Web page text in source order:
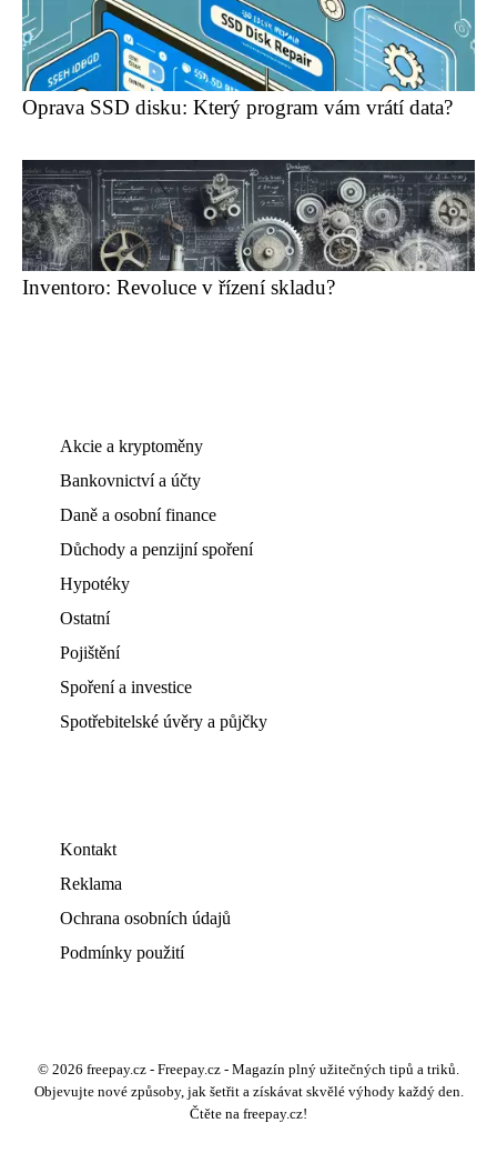
Oprava SSD disku: Který program vám vrátí data?
Inventoro: Revoluce v řízení skladu?
Akcie a kryptoměny
Bankovnictví a účty
Daně a osobní finance
Důchody a penzijní spoření
Hypotéky
Ostatní
Pojištění
Spoření a investice
Spotřebitelské úvěry a půjčky
Kontakt
Reklama
Ochrana osobních údajů
Podmínky použití
© 2026 freepay.cz - Freepay.cz - Magazín plný užitečných tipů a triků.
Objevujte nové způsoby, jak šetřit a získávat skvělé výhody každý den.
Čtěte na freepay.cz!